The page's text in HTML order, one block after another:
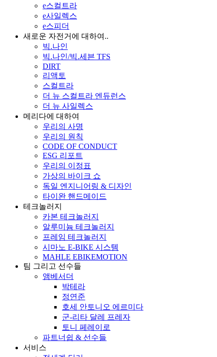
e스컬트라
e사일렉스
e스피더
새로운 자전거에 대하여..
빅.나인
빅.나인/빅.세븐 TFS
DIRT
리액토
스컬트라
더 뉴 스컬트라 엔듀런스
더 뉴 사일렉스
메리다에 대하여
우리의 사명
우리의 원칙
CODE OF CONDUCT
ESG 리포트
우리의 이정표
가상의 바이크 쇼
독일 엔지니어링 & 디자인
타이완 핸드메이드
테크놀러지
카본 테크놀러지
알루미늄 테크놀러지
프레임 테크놀러지
시마노 E-BIKE 시스템
MAHLE EBIKEMOTION
팀 그리고 선수들
앰베서더
박테라
정연준
호세 안토니오 에르미다
군-리타 달레 프레자
토니 페레이로
파트너쉽 & 선수들
서비스